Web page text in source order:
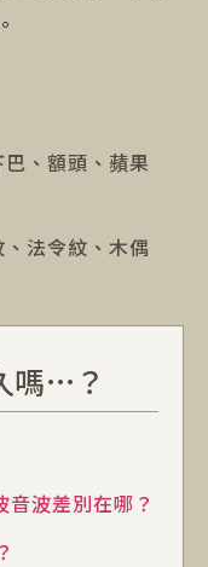
、額頭、蘋果
法令紋、木偶
嗎…？
波差別在哪？